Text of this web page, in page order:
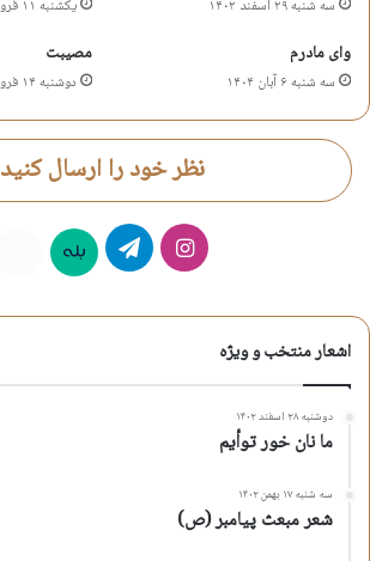
سه شنبه ۲۹ اسفند ۱۴۰۲ یکشنبه ۱۱ فروردین ۱۳۹۲
وای مادرم
سه شنبه ۶ آبان ۱۴۰۴
مصیبت
دوشنبه ۱۴ فروردین ۱۳۹۱
نظر خود را ارسال کنید
اینستاگرامتلگرام بله
اشعار منتخب و ویژه
دوشنبه ۲۸ اسفند ۱۴۰۲
ما نان خور توأیم
سه شنبه ۱۷ بهمن ۱۴۰۲
شعر مبعث پیامبر (ص)